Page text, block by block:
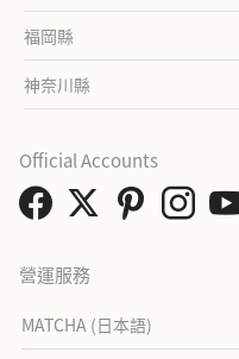
福岡縣
神奈川縣
營運服務
MATCHA (日本語)
Official Accounts